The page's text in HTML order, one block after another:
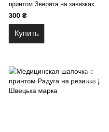
принтом Зверята на завязках
300 ₴
Купить